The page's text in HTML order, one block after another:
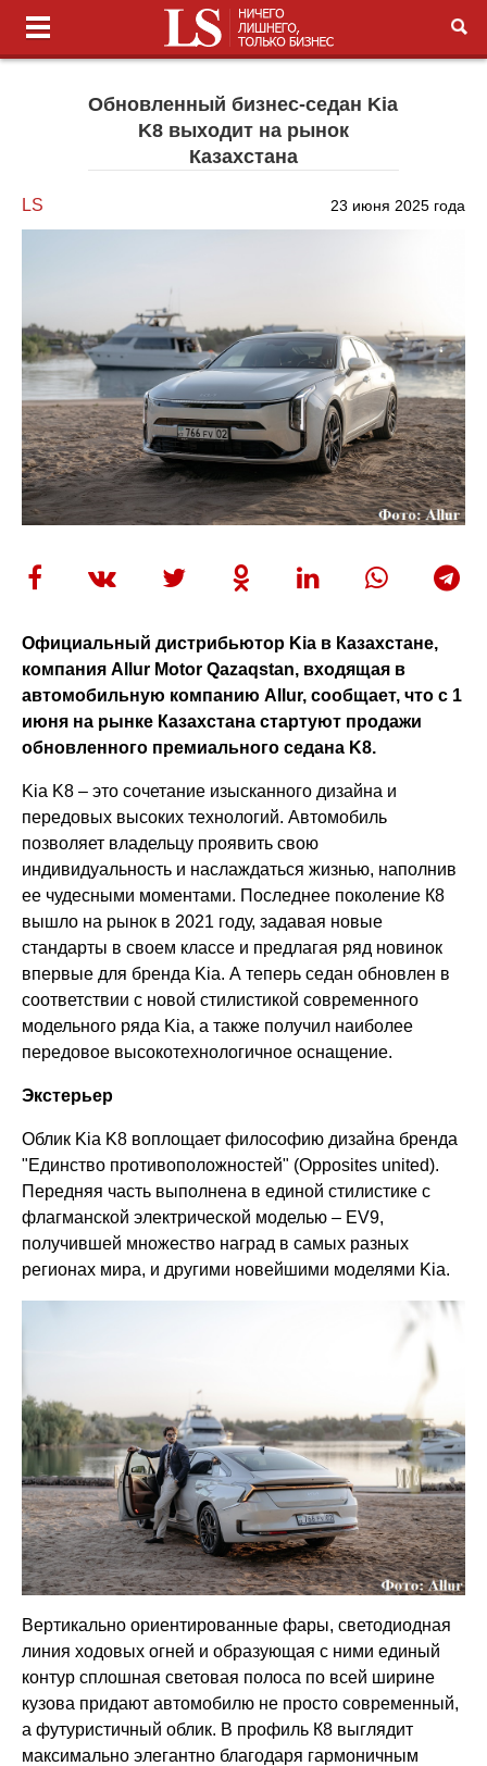
Обновленный бизнес-седан Kia
K8 выходит на рынок
Казахстана
LS 23 июня 2025 года
Официальный дистрибьютор Kia в Казахстане,
компания Allur Motor Qazaqstan, входящая в
автомобильную компанию Allur, сообщает, что с 1
июня на рынке Казахстана стартуют продажи
обновленного премиального седана K8.
Kia K8 – это сочетание изысканного дизайна и
передовых высоких технологий. Автомобиль
позволяет владельцу проявить свою
индивидуальность и наслаждаться жизнью, наполнив
ее чудесными моментами. Последнее поколение К8
вышло на рынок в 2021 году, задавая новые
стандарты в своем классе и предлагая ряд новинок
впервые для бренда Kia. А теперь седан обновлен в
соответствии с новой стилистикой современного
модельного ряда Kia, а также получил наиболее
передовое высокотехнологичное оснащение.
Экстерьер
Облик Kia K8 воплощает философию дизайна бренда
"Единство противоположностей" (Opposites united).
Передняя часть выполнена в единой стилистике с
флагманской электрической моделью – EV9,
получившей множество наград в самых разных
регионах мира, и другими новейшими моделями Kia.
Вертикально ориентированные фары, светодиодная
линия ходовых огней и образующая с ними единый
контур сплошная световая полоса по всей ширине
кузова придают автомобилю не просто современный,
а футуристичный облик. В профиль К8 выглядит
максимально элегантно благодаря гармоничным